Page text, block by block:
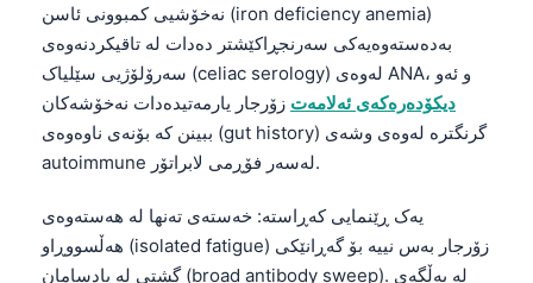
نەخۆشیی کمبوونی ئاسن (iron deficiency anemia)
بەدەستەوەیەکی سەرنجڕاکێشتر دەدات لە تاقیکردنەوەی
سەرۆلۆژیی سێلیاک (celiac serology) لەوەی ANA، و ئەو
دیکۆدەرەکەی ئەلامەت زۆرجار یارمەتیدەدات نەخۆشەکان
ببینن کە بۆنەی ناوەوەی (gut history) گرنگترە لەوەی وشەی
autoimmune لەسەر فۆڕمی لابراتۆر.
یەک ڕێنمایی کەڕاستە: خەستەی تەنها لە هەستەوەی
هەڵسووڕاو (isolated fatigue) زۆرجار بەس نییە بۆ گەڕانێکی
گشتی لە پادسامان (broad antibody sweep). لە بەڵگەی